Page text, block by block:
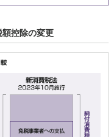
額控除の変更